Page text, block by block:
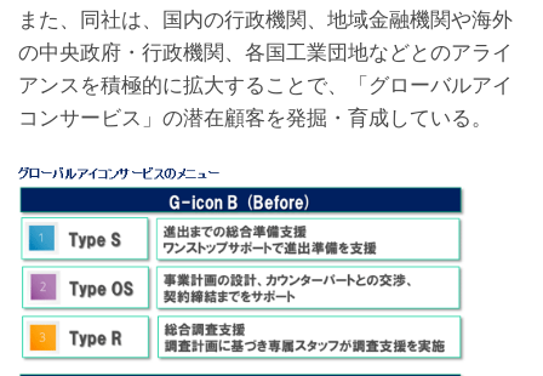
また、同社は、国内の行政機関、地域金融機関や海外
の中央政府・行政機関、各国工業団地などとのアライ
アンスを積極的に拡大することで、「グローバルアイ
コンサービス」の潜在顧客を発掘・育成している。